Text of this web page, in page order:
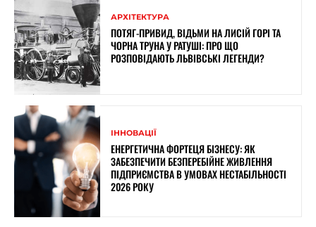
АРХІТЕКТУРА
ПОТЯГ-ПРИВИД, ВІДЬМИ НА ЛИСІЙ ГОРІ ТА
ЧОРНА ТРУНА У РАТУШІ: ПРО ЩО
РОЗПОВІДАЮТЬ ЛЬВІВСЬКІ ЛЕГЕНДИ?
ІННОВАЦІЇ
ЕНЕРГЕТИЧНА ФОРТЕЦЯ БІЗНЕСУ: ЯК
ЗАБЕЗПЕЧИТИ БЕЗПЕРЕБІЙНЕ ЖИВЛЕННЯ
ПІДПРИЄМСТВА В УМОВАХ НЕСТАБІЛЬНОСТІ
2026 РОКУ